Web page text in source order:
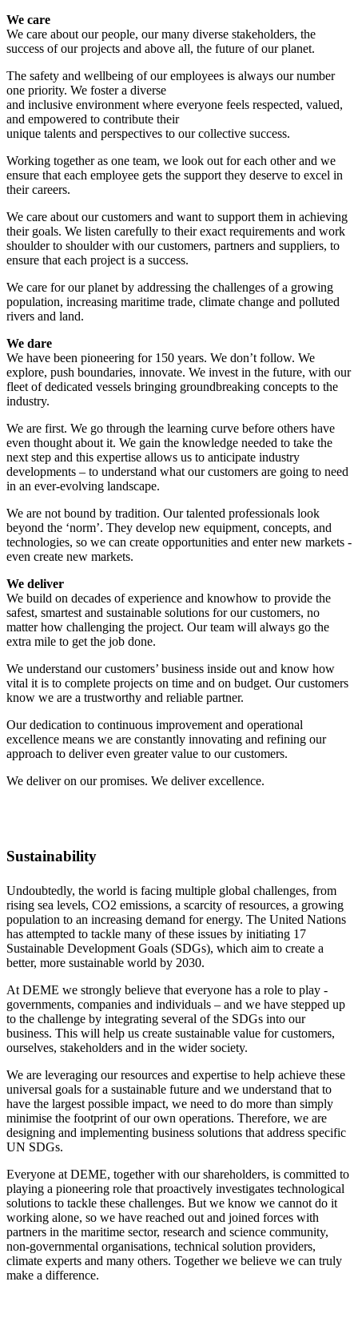
We care
We care about our people, our many diverse stakeholders, the
success of our projects and above all, the future of our planet.
The safety and wellbeing of our employees is always our number
one priority. We foster a diverse
and inclusive environment where everyone feels respected, valued,
and empowered to contribute their
unique talents and perspectives to our collective success.
Working together as one team, we look out for each other and we
ensure that each employee gets the support they deserve to excel in
their careers.
We care about our customers and want to support them in achieving
their goals. We listen carefully to their exact requirements and work
shoulder to shoulder with our customers, partners and suppliers, to
ensure that each project is a success.
We care for our planet by addressing the challenges of a growing
population, increasing maritime trade, climate change and polluted
rivers and land.
We dare
We have been pioneering for 150 years. We don’t follow. We
explore, push boundaries, innovate. We invest in the future, with our
fleet of dedicated vessels bringing groundbreaking concepts to the
industry.
We are first. We go through the learning curve before others have
even thought about it. We gain the knowledge needed to take the
next step and this expertise allows us to anticipate industry
developments – to understand what our customers are going to need
in an ever-evolving landscape.
We are not bound by tradition. Our talented professionals look
beyond the ‘norm’. They develop new equipment, concepts, and
technologies, so we can create opportunities and enter new markets -
even create new markets.
We deliver
We build on decades of experience and knowhow to provide the
safest, smartest and sustainable solutions for our customers, no
matter how challenging the project. Our team will always go the
extra mile to get the job done.
We understand our customers’ business inside out and know how
vital it is to complete projects on time and on budget. Our customers
know we are a trustworthy and reliable partner.
Our dedication to continuous improvement and operational
excellence means we are constantly innovating and refining our
approach to deliver even greater value to our customers.
We deliver on our promises. We deliver excellence.
Sustainability
Undoubtedly, the world is facing multiple global challenges, from
rising sea levels, CO2 emissions, a scarcity of resources, a growing
population to an increasing demand for energy. The United Nations
has attempted to tackle many of these issues by initiating 17
Sustainable Development Goals (SDGs), which aim to create a
better, more sustainable world by 2030.
At DEME we strongly believe that everyone has a role to play -
governments, companies and individuals – and we have stepped up
to the challenge by integrating several of the SDGs into our
business. This will help us create sustainable value for customers,
ourselves, stakeholders and in the wider society.
We are leveraging our resources and expertise to help achieve these
universal goals for a sustainable future and we understand that to
have the largest possible impact, we need to do more than simply
minimise the footprint of our own operations. Therefore, we are
designing and implementing business solutions that address specific
UN SDGs.
Everyone at DEME, together with our shareholders, is committed to
playing a pioneering role that proactively investigates technological
solutions to tackle these challenges. But we know we cannot do it
working alone, so we have reached out and joined forces with
partners in the maritime sector, research and science community,
non-governmental organisations, technical solution providers,
climate experts and many others. Together we believe we can truly
make a difference.